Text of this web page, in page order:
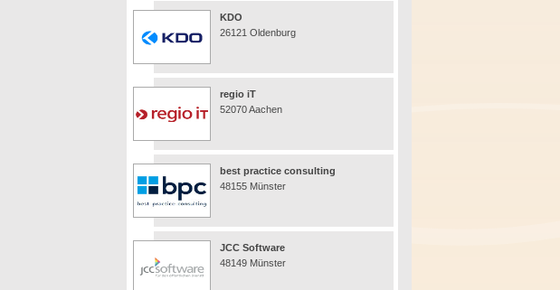
KDO
26121 Oldenburg
regio iT
52070 Aachen
best practice consulting
48155 Münster
JCC Software
48149 Münster